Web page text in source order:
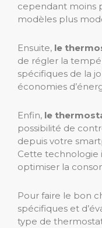
cependant moins
modèles plus
Ensuite, le
de régler la
spécifiques de la
économies
Enfin, le
possibilité de
depuis votre
Cette technologie
optimiser la
Pour faire le bon
spécifiques et
type de